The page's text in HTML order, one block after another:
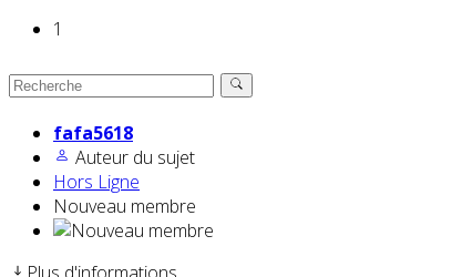
1
fafa5618
Auteur du sujet
Hors Ligne
Nouveau membre